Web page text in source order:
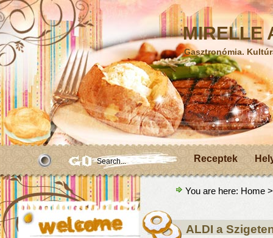
MIRELLE
Gasztronómia.
Receptek
You are here: Home
ALDI a